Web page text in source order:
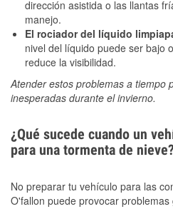
dirección asistida o las llantas
manejo.
El rociador del líquido
nivel del líquido puede ser bajo
reduce la visibilidad.
Atender estos problemas a tiempo
inesperadas durante el invierno.
¿Qué sucede cuando un
para una tormenta de
No preparar tu vehículo para las
O'fallon puede provocar problemas